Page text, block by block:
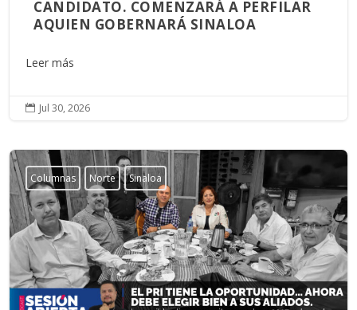
CANDIDATO. COMENZARÁ A PERFILAR
AQUIEN GOBERNARÁ SINALOA
Leer más
 Jul 30, 2026
Columnas Norte Sinaloa